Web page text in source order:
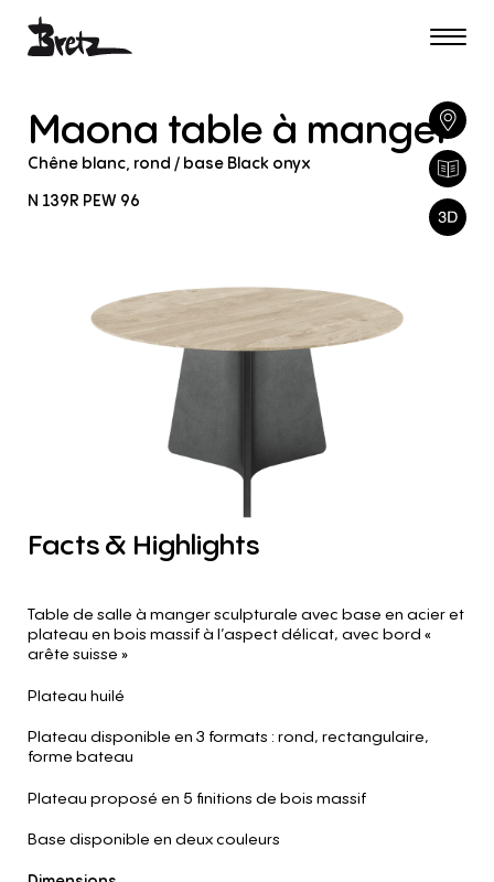
Maona table à manger
Chêne blanc, rond / base Black onyx
N 139R PEW 96
Facts& Highlights
Table de salle à manger sculpturale avec base en acier et
plateau en bois massif à l’aspect délicat, avec bord «
arête suisse »
Plateau huilé
Plateau disponible en 3 formats : rond, rectangulaire,
forme bateau
Plateau proposé en 5 finitions de bois massif
Base disponible en deux couleurs